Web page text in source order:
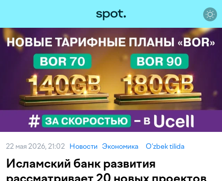
22 мая 2026, 21:02 Новости Экономика O‘zbek tilida
Исламский банк развития